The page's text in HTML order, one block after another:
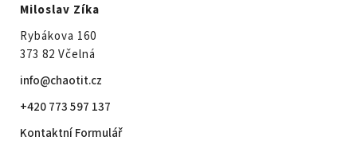
Miloslav Zíka
Rybákova 160
373 82 Včelná
info@chaotit.cz
+420 773 597 137
Kontaktní Formulář